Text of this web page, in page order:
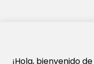
¡Hola, bienvenido